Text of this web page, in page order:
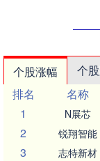
个股涨幅 个
排名
名称
1
N展芯
2 锐翔智能
3 志特新材